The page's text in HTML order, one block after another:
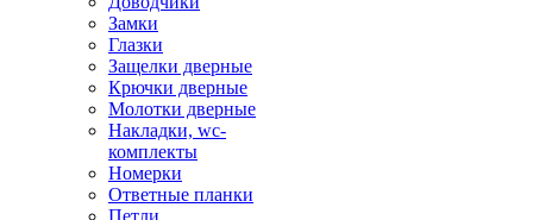
Замки
Глазки
Защелки дверные
Крючки дверные
Молотки дверные
Накладки, wc-
комплекты
Номерки
Ответные планки
Петли